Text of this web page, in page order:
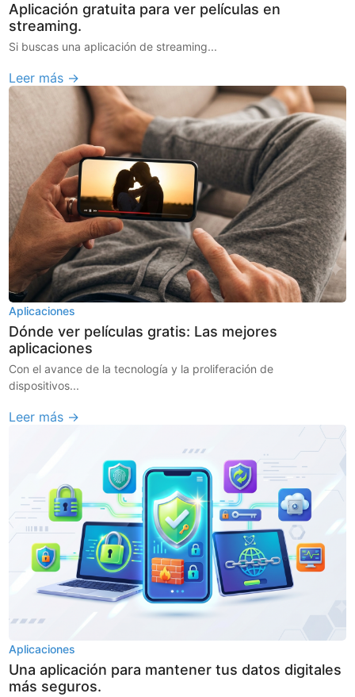
Aplicación gratuita para ver películas en
streaming.
Si buscas una aplicación de streaming...
Leer más →
Aplicaciones
Dónde ver películas gratis: Las mejores
aplicaciones
Con el avance de la tecnología y la proliferación de
dispositivos...
Leer más →
Aplicaciones
Una aplicación para mantener tus datos digitales
más seguros.